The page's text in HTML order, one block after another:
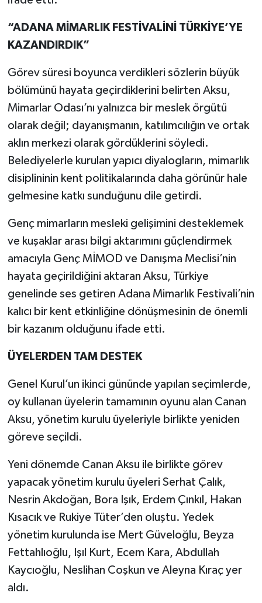
“ADANA MİMARLIK FESTİVALİNİ TÜRKİYE’YE
KAZANDIRDIK”
Görev süresi boyunca verdikleri sözlerin büyük
bölümünü hayata geçirdiklerini belirten Aksu,
Mimarlar Odası’nı yalnızca bir meslek örgütü
olarak değil; dayanışmanın, katılımcılığın ve ortak
aklın merkezi olarak gördüklerini söyledi.
Belediyelerle kurulan yapıcı diyalogların, mimarlık
disiplininin kent politikalarında daha görünür hale
gelmesine katkı sunduğunu dile getirdi.
Genç mimarların mesleki gelişimini desteklemek
ve kuşaklar arası bilgi aktarımını güçlendirmek
amacıyla Genç MİMOD ve Danışma Meclisi’nin
hayata geçirildiğini aktaran Aksu, Türkiye
genelinde ses getiren Adana Mimarlık Festivali’nin
kalıcı bir kent etkinliğine dönüşmesinin de önemli
bir kazanım olduğunu ifade etti.
ÜYELERDEN TAM DESTEK
Genel Kurul’un ikinci gününde yapılan seçimlerde,
oy kullanan üyelerin tamamının oyunu alan Canan
Aksu, yönetim kurulu üyeleriyle birlikte yeniden
göreve seçildi.
Yeni dönemde Canan Aksu ile birlikte görev
yapacak yönetim kurulu üyeleri Serhat Çalık,
Nesrin Akdoğan, Bora Işık, Erdem Çınkıl, Hakan
Kısacık ve Rukiye Tüter’den oluştu. Yedek
yönetim kurulunda ise Mert Güveloğlu, Beyza
Fettahlıoğlu, Işıl Kurt, Ecem Kara, Abdullah
Kaycıoğlu, Neslihan Coşkun ve Aleyna Kıraç yer
aldı.